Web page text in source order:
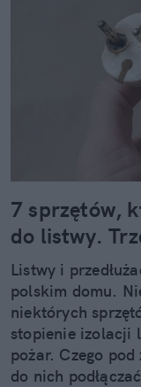
7 sprzętów,
do listwy.
Listwy i
polskim domu.
niektórych
stopienie izolacji
pożar. Czego
do nich